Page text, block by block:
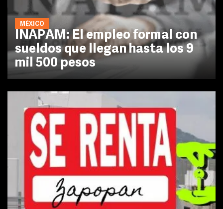
MÉXICO
INAPAM: El empleo formal con
sueldos que llegan hasta los 9
mil 500 pesos